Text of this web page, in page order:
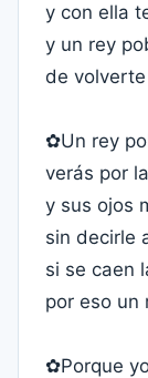
y con ella
y un rey
de
✿Un rey
verás por
y sus ojos
sin decirle
si se caen
por eso un
✿Porque